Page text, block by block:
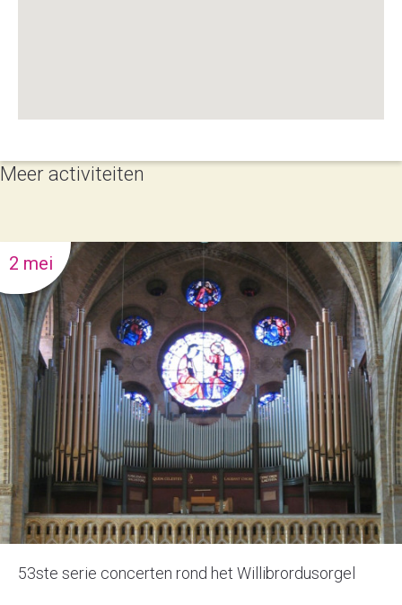
Meer activiteiten
53ste serie concerten rond het Willibrordusorgel
2 mei